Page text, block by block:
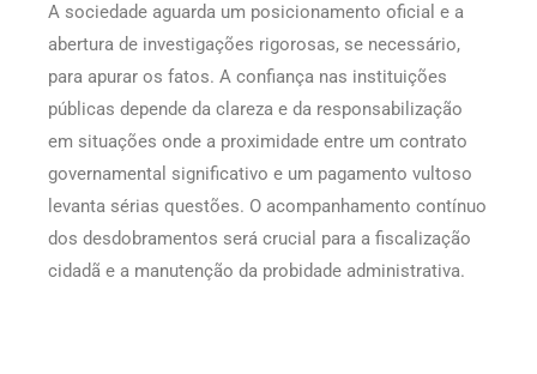
A sociedade aguarda um posicionamento oficial e a
abertura de investigações rigorosas, se necessário,
para apurar os fatos. A confiança nas instituições
públicas depende da clareza e da responsabilização
em situações onde a proximidade entre um contrato
governamental significativo e um pagamento vultoso
levanta sérias questões. O acompanhamento contínuo
dos desdobramentos será crucial para a fiscalização
cidadã e a manutenção da probidade administrativa.